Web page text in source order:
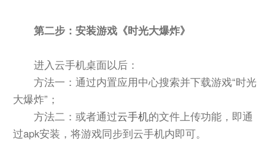
第二步：安装游戏《时光大爆炸》
进入云手机桌面以后：
方法一：通过内置应用中心搜索并下载游戏“时光
大爆炸”；
方法二：或者通过云手机的文件上传功能，即通
过apk安装，将游戏同步到云手机内即可。